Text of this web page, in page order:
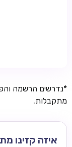
*נדרשים הרשמה
מתקבלות.
איזה קזינו